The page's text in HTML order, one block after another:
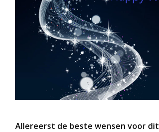
Allereerst de beste wensen voor